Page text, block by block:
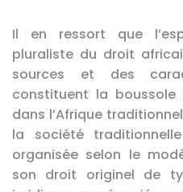
Il en ressort que
pluraliste du droit
sources et des
constituent la
dans l’Afrique
la société
organisée selon le
son droit originel de